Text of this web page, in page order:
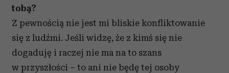
tobą?
Z pewnością nie jest mi bliskie konfliktowanie
się z ludźmi. Jeśli widzę, że z kimś się nie
dogaduję i raczej nie ma na to szans
w przyszłości – to ani nie będę tej osoby